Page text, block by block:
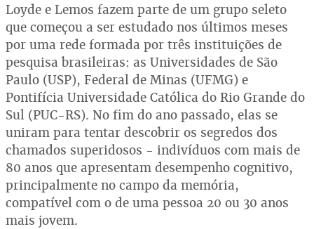
Loyde e Lemos fazem parte de um grupo seleto
que começou a ser estudado nos últimos meses
por uma rede formada por três instituições de
pesquisa brasileiras: as Universidades de São
Paulo (USP), Federal de Minas (UFMG) e
Pontifícia Universidade Católica do Rio Grande do
Sul (PUC-RS). No fim do ano passado, elas se
uniram para tentar descobrir os segredos dos
chamados superidosos - indivíduos com mais de
80 anos que apresentam desempenho cognitivo,
principalmente no campo da memória,
compatível com o de uma pessoa 20 ou 30 anos
mais jovem.